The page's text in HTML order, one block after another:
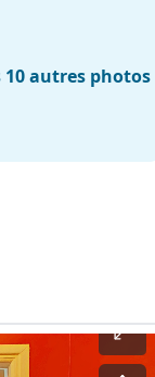
10 autres photos